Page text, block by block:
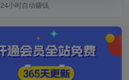
24小时自动赚钱